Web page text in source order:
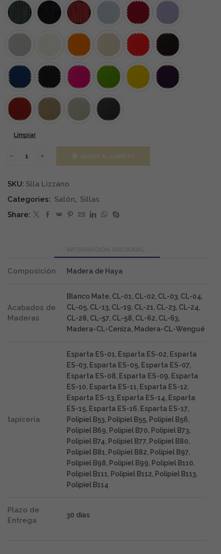
Limpiar
Conjunto
Lizzano
cantidad
AÑADIR AL CARRITO
SKU: Slla Lizzano
Categories: Salón, Sillas
Share:
INFORMACIÓN ADICIONAL
Composición Madera de Haya
Acabados de
Maderas
Blanco Mate, CL-01, CL-02, CL-03, CL-04,
CL-05, CL-13, CL-19, CL-21, CL-23, CL-24,
CL-28, CL-57, CL-58, CL-62, CL-63,
Madera-CL-Ceniza, Madera-CL-Wengué
tapiceria
Esparta ES-01, Esparta ES-02, Esparta
ES-03, Esparta ES-05, Esparta ES-07,
Esparta ES-08, Esparta ES-09, Esparta
ES-10, Esparta ES-11, Esparta ES-12,
Esparta ES-13, Esparta ES-14, Esparta
ES-15, Esparta ES-16, Esparta ES-17,
Polipiel B53, Polipiel B55, Polipiel B56,
Polipiel B69, Polipiel B70, Polipiel B73,
Polipiel B74, Polipiel B77, Polipiel B80,
Polipiel B81, Polipiel B82, Polipiel B97,
Polipiel B98, Polipiel B99, Polipiel B110,
Polipiel B111, Polipiel B112, Polipiel B113,
Polipiel B114
Plazo de
Entrega
30 días